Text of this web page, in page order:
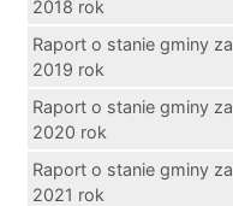
2018 rok
Raport o stanie gminy za
2019 rok
Raport o stanie gminy za
2020 rok
Raport o stanie gminy za
2021 rok